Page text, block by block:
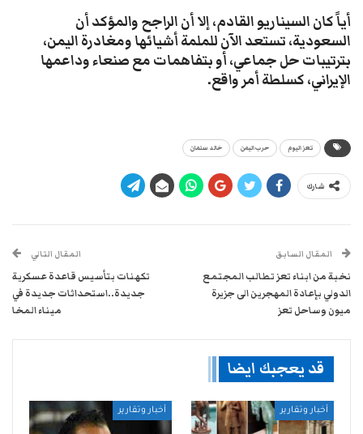
أياً كان السيناريو القادم، إلا أن الراجح والمؤكد أن
السعودية، تستعد الآن للملمة أشيائها ومغادرة اليمن،
بترتيبات حل جماعي، أو بتفاهمات مع صنعاء وداعمها
الإيراني، كسلطة أمر واقع.
تعز اليوم حرب اليمن خالد سلمان
شارك
المقال السابق
نخبة من ابناء تعز تطالب المجتمع
الدولي بإعادة المهجرين الى جزيرة
ميون وساحل تعز
المقال التالي
تكهنات بتأسيس قاعدة عسكرية
جديدة..استحداثات جديدة في
ميناء المخا
قد يعجبك ايضا
أخبار وتقارير أخبار وتقارير